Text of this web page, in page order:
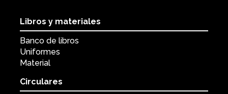
Libros y materiales
Banco de libros
Uniformes
Material
Circulares